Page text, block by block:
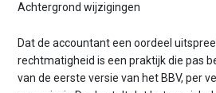
Achtergrond wijzigingen
Dat de accountant een oordeel
rechtmatigheid is een praktijk die pas
van de eerste versie van het BBV, per